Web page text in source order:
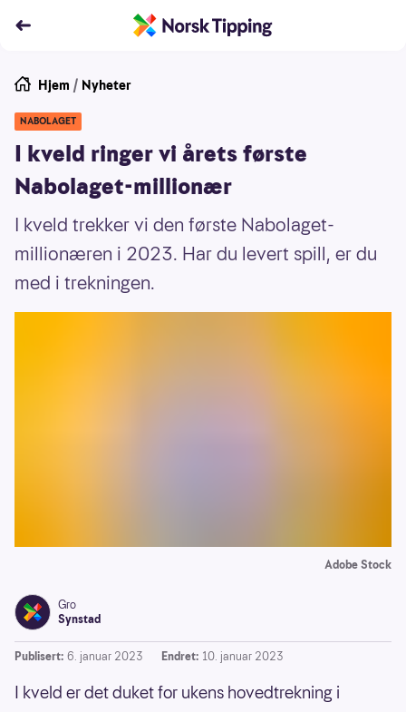
Hjem / Nyheter
NABOLAGET
I kveld ringer vi årets første
Nabolaget-millionær
I kveld trekker vi den første Nabolaget-
millionæren i 2023. Har du levert spill, er du
med i trekningen.
Adobe Stock
Gro
Synstad
Publisert: 6. januar 2023 Endret: 10. januar 2023
I kveld er det duket for ukens hovedtrekning i